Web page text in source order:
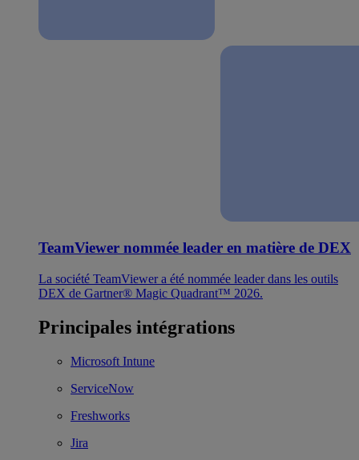
TeamViewer nommée leader en matière de DEX
La société TeamViewer a été nommée leader dans les outils
DEX de Gartner® Magic Quadrant™ 2026.
Principales intégrations
Microsoft Intune
ServiceNow
Freshworks
Jira